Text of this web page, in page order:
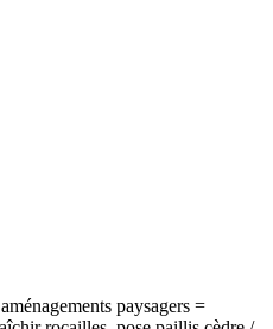
paysagers =